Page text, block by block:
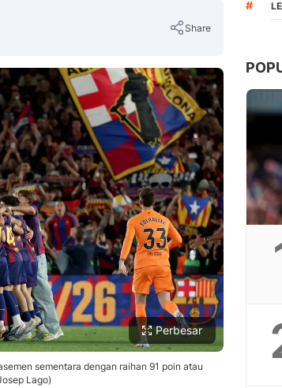
Share
Copy Link
Perbesar
sementara dengan raihan 91 poin atau
Lago)
#